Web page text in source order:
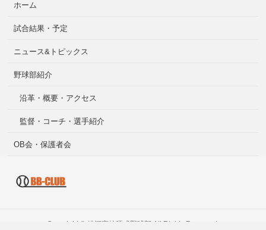
ホーム
試合結果・予定
ニュース&トピックス
野球部紹介
沿革・概要・アクセス
監督・コーチ・選手紹介
OB会・保護者会
Copyright © 粉河高校硬式野球部 All Rights Reserved.